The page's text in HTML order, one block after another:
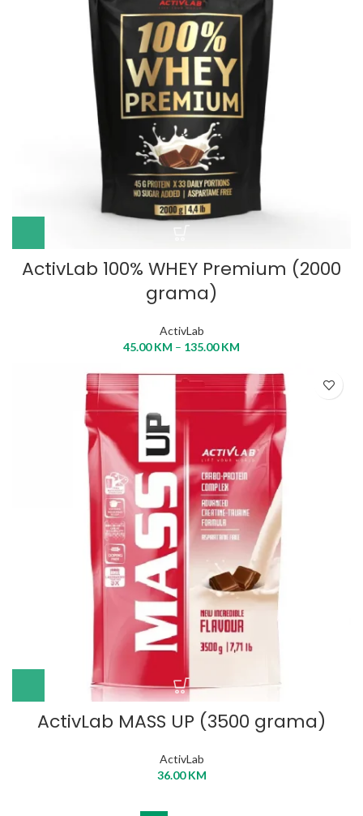
ActivLab 100% WHEY Premium (2000
grama)
ActivLab
45.00KM – 135.00KM
ActivLab MASS UP (3500 grama)
ActivLab
36.00KM